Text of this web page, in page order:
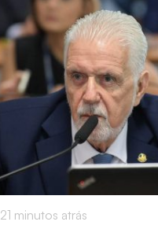
21 minutos atrás